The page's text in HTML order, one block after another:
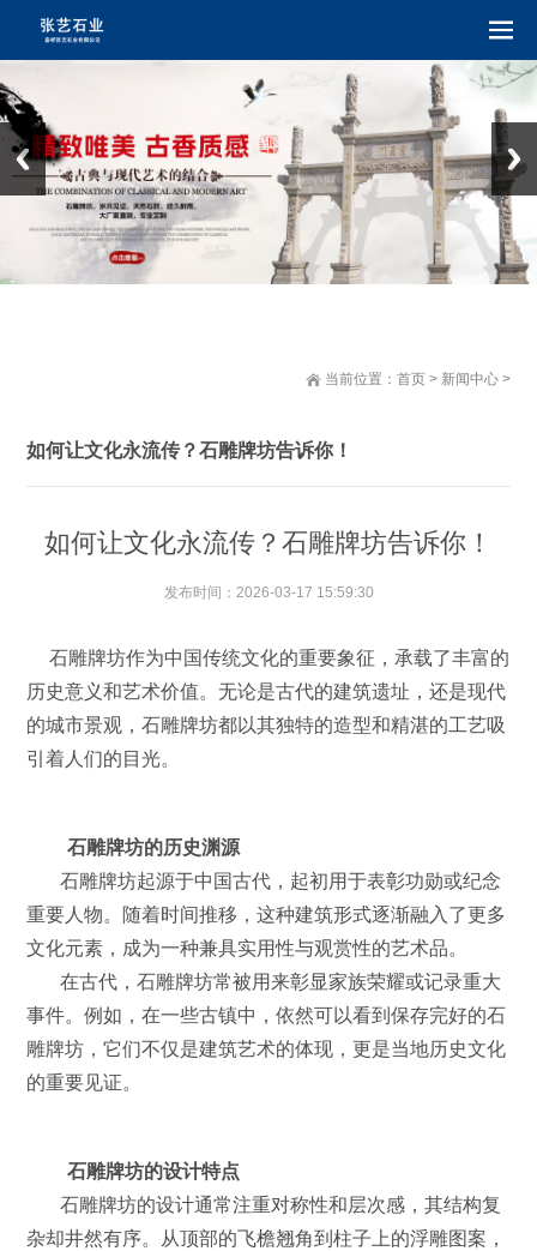
当前位置： 首页> 新闻中心>
如何让文化永流传？石雕牌坊告诉你！
如何让文化永流传？石雕牌坊告诉你！
发布时间： 2026-03-17 15:59:30
石雕牌坊作为中国传统文化的重要象征，承载了丰富的
历史意义和艺术价值。无论是古代的建筑遗址，还是现代
的城市景观，石雕牌坊都以其独特的造型和精湛的工艺吸
引着人们的目光。
石雕牌坊的历史渊源
石雕牌坊起源于中国古代，起初用于表彰功勋或纪念
重要人物。随着时间推移，这种建筑形式逐渐融入了更多
文化元素，成为一种兼具实用性与观赏性的艺术品。
在古代，石雕牌坊常被用来彰显家族荣耀或记录重大
事件。例如，在一些古镇中，依然可以看到保存完好的石
雕牌坊，它们不仅是建筑艺术的体现，更是当地历史文化
的重要见证。
石雕牌坊的设计特点
石雕牌坊的设计通常注重对称性和层次感，其结构复
杂却井然有序。从顶部的飞檐翘角到柱子上的浮雕图案，